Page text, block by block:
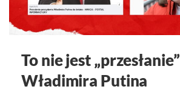
To nie jest „przesłanie”
Władimira Putina